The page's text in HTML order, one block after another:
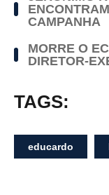
CAMPANHA
MORRE O
DIRETOR-
TAGS:
educardo